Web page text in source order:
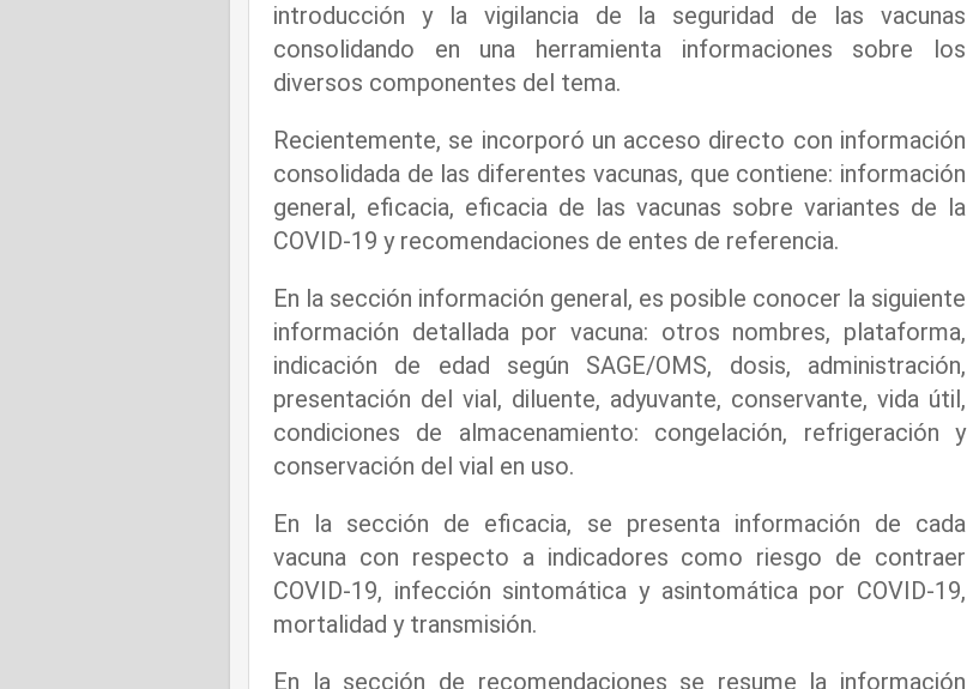
introducción y la vigilancia de la seguridad de las vacunas
consolidando en una herramienta informaciones sobre los
diversos componentes del tema.
Recientemente, se incorporó un acceso directo con información
consolidada de las diferentes vacunas, que contiene: información
general, eficacia, eficacia de las vacunas sobre variantes de la
COVID-19 y recomendaciones de entes de referencia.
En la sección información general, es posible conocer la siguiente
información detallada por vacuna: otros nombres, plataforma,
indicación de edad según SAGE/OMS, dosis, administración,
presentación del vial, diluente, adyuvante, conservante, vida útil,
condiciones de almacenamiento: congelación, refrigeración y
conservación del vial en uso.
En la sección de eficacia, se presenta información de cada
vacuna con respecto a indicadores como riesgo de contraer
COVID-19, infección sintomática y asintomática por COVID-19,
mortalidad y transmisión.
En la sección de recomendaciones se resume la información